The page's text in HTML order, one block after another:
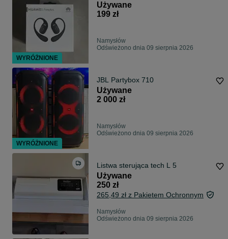
Używane
199 zł
Namysłów
Odświeżono dnia 09 sierpnia 2026
JBL Partybox 710
Używane
2 000 zł
Namysłów
Odświeżono dnia 09 sierpnia 2026
Listwa sterująca tech L 5
Używane
250 zł
265,49 zł z Pakietem Ochronnym
Namysłów
Odświeżono dnia 09 sierpnia 2026
WYRÓŻNIONE
WYRÓŻNIONE